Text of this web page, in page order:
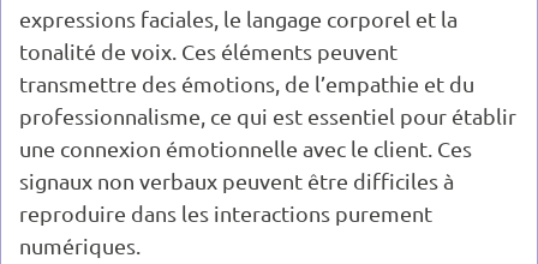
expressions faciales, le langage corporel et la
tonalité de voix. Ces éléments peuvent
transmettre des émotions, de l’empathie et du
professionnalisme, ce qui est essentiel pour établir
une connexion émotionnelle avec le client. Ces
signaux non verbaux peuvent être difficiles à
reproduire dans les interactions purement
numériques.